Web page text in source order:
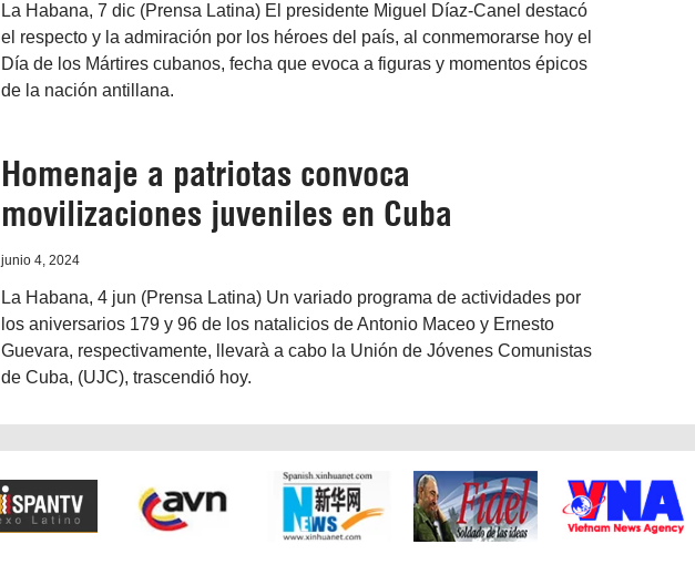
La Habana, 7 dic (Prensa Latina) El presidente Miguel Díaz-Canel destacó
el respecto y la admiración por los héroes del país, al conmemorarse hoy el
Día de los Mártires cubanos, fecha que evoca a figuras y momentos épicos
de la nación antillana.
Homenaje a patriotas convoca
movilizaciones juveniles en Cuba
junio 4, 2024
La Habana, 4 jun (Prensa Latina) Un variado programa de actividades por
los aniversarios 179 y 96 de los natalicios de Antonio Maceo y Ernesto
Guevara, respectivamente, llevarà a cabo la Unión de Jóvenes Comunistas
de Cuba, (UJC), trascendió hoy.